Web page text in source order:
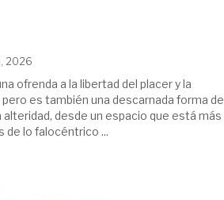
2026
ofrenda a la libertad del placer y la
es también una descarnada forma de
alteridad, desde un espacio que está más
de lo falocéntrico ...